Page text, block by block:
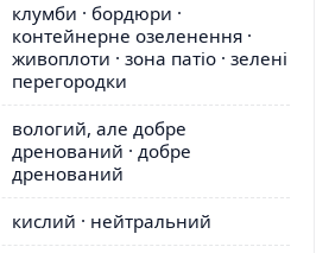
клумби · бордюри ·
контейнерне озеленення ·
живоплоти · зона патіо · зелені
перегородки
вологий, але добре
дренований · добре
дренований
кислий · нейтральний